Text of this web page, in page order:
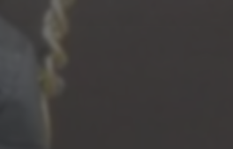
買取専門店大吉 弘前高田店